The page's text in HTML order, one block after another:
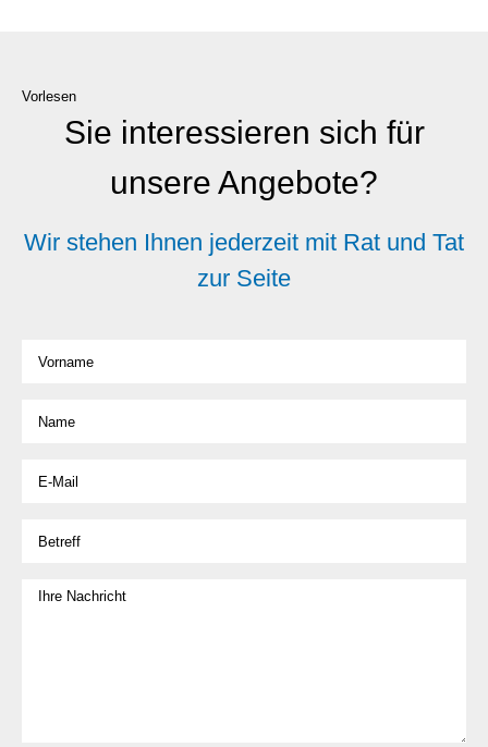
Vorlesen
Sie interessieren sich für
unsere Angebote?
Wir stehen Ihnen jederzeit mit Rat und Tat
zur Seite